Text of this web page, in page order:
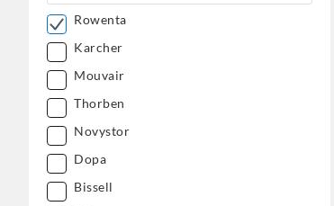
Rowenta
Karcher
Mouvair
Thorben
Novystor
Dopa
Bissell